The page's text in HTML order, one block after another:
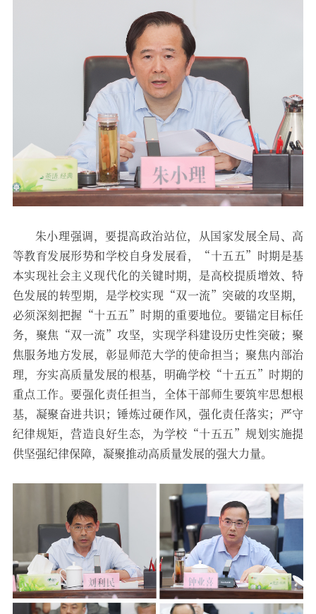
朱小理强调，要提高政治站位，从国家发展全局、高
等教育发展形势和学校自身发展看，“十五五”时期是基
本实现社会主义现代化的关键时期，是高校提质增效、特
色发展的转型期，是学校实现“双一流”突破的攻坚期，
必须深刻把握“十五五”时期的重要地位。要锚定目标任
务，聚焦“双一流”攻坚，实现学科建设历史性突破；聚
焦服务地方发展，彰显师范大学的使命担当；聚焦内部治
理，夯实高质量发展的根基，明确学校“十五五”时期的
重点工作。要强化责任担当，全体干部师生要筑牢思想根
基，凝聚奋进共识；锤炼过硬作风，强化责任落实；严守
纪律规矩，营造良好生态，为学校“十五五”规划实施提
供坚强纪律保障，凝聚推动高质量发展的强大力量。